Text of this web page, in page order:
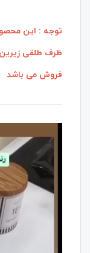
توجه : این
ظرف طلقی
فروش می باشد